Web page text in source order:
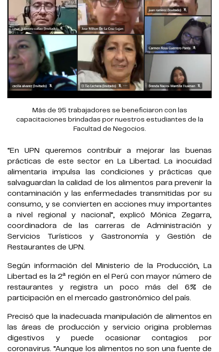
Más de 95 trabajadores se beneficiaron con las
capacitaciones brindadas por nuestros estudiantes de la
Facultad de Negocios.
“En UPN queremos contribuir a mejorar las buenas
prácticas de este sector en La Libertad. La inocuidad
alimentaria impulsa las condiciones y prácticas que
salvaguardan la calidad de los alimentos para prevenir la
contaminación y las enfermedades transmitidas por su
consumo, y se convierten en acciones muy importantes
a nivel regional y nacional”, explicó Mónica Zegarra,
coordinadora de las carreras de Administración y
Servicios Turísticos y Gastronomía y Gestión de
Restaurantes de UPN.
Según información del Ministerio de la Producción, La
Libertad es la 2ª región en el Perú con mayor número de
restaurantes y registra un poco más del 6% de
participación en el mercado gastronómico del país.
Precisó que la inadecuada manipulación de alimentos en
las áreas de producción y servicio origina problemas
digestivos y puede ocasionar contagios por
coronavirus. “Aunque los alimentos no son una fuente de